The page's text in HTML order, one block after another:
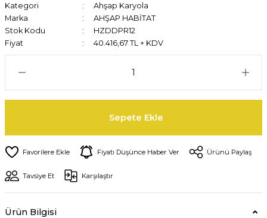
Kategori
Ahşap Karyola
Marka
AHŞAP HABİTAT
Stok Kodu
HZDDPR12
Fiyat
40.416,67 TL + KDV
Sepete Ekle
Fiyatı Düşünce Haber Ver Ürünü Paylaş
Tavsiye Et Karşılaştır
Ürün Bilgisi